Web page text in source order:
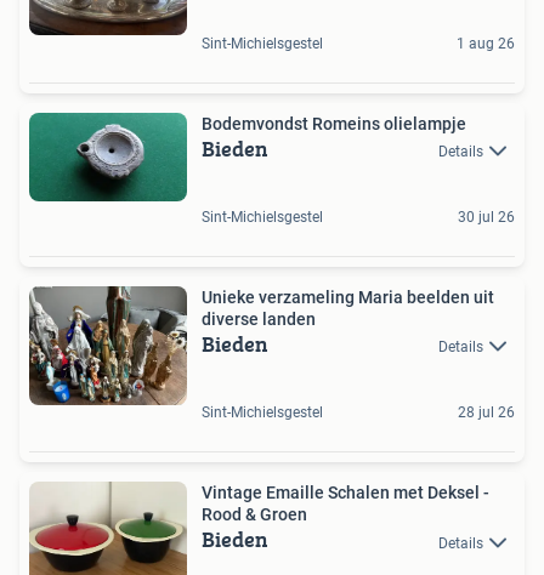
Sint-Michielsgestel 1 aug 26
Bodemvondst Romeins olielampje
Bieden Details
Sint-Michielsgestel 30 jul 26
Unieke verzameling Maria beelden uit
diverse landen
Bieden Details
Sint-Michielsgestel 28 jul 26
Vintage Emaille Schalen met Deksel -
Rood & Groen
Bieden Details